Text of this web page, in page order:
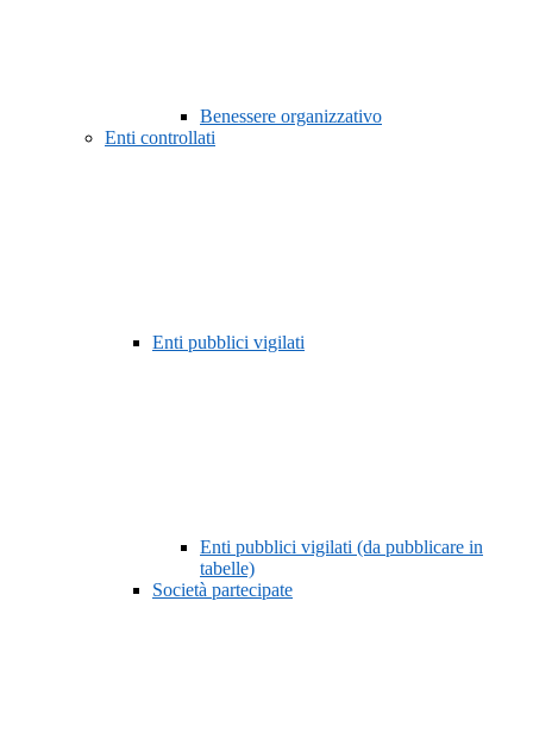
Benessere organizzativo
Enti controllati
Enti pubblici vigilati
Enti pubblici vigilati (da pubblicare in
tabelle)
Società partecipate